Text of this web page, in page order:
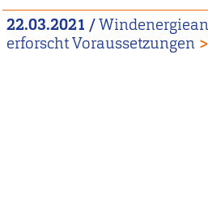
22.03.2021 /
erforscht Voraussetzungen